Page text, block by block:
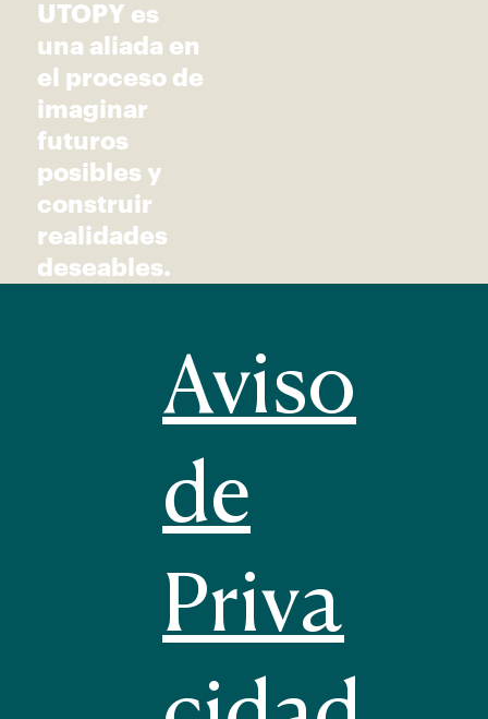
UTOPY es
una aliada en
el proceso de
imaginar
futuros
posibles y
construir
realidades
deseables.
Aviso
de
Priva